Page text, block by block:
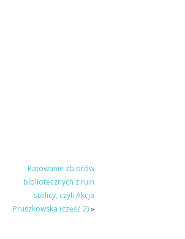
Ratowanie zbiorów
bibliotecznych z ruin
stolicy, czyli Akcja
Pruszkowska (część 2)»